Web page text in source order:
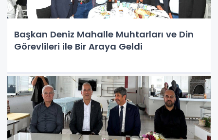
Başkan Deniz Mahalle Muhtarları ve Din
Görevlileri ile Bir Araya Geldi